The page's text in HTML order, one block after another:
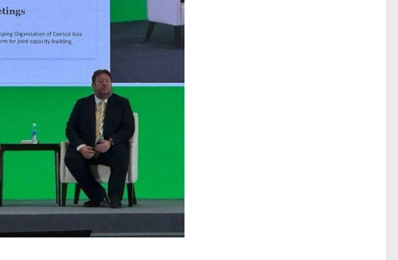
После визита
Президента…